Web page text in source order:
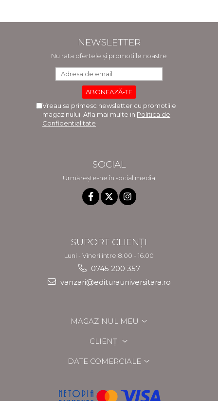
NEWSLETTER
Nu rata ofertele și promoțiile noastre
Vreau sa primesc newsletter cu promotiile
magazinului. Afla mai multe in Politica de
Confidentialitate
SOCIAL
Urmărește-ne în social media
SUPORT CLIENȚI
Luni - Vineri intre 8.00 - 16.00
0745 200 357
vanzari@editurauniversitara.ro
MAGAZINUL MEU
CLIENȚI
DATE COMERCIALE